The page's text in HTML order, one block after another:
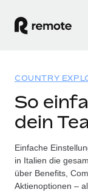
WELTWEITE
Globale
Einfache,
Employer
Lösungen
WELTWEITE
Country
Ressourcen
TOOLS UND
Preise
COUNTRY
So
dein
Einfache
in Italien die
über Benefits,
Aktienoptionen –